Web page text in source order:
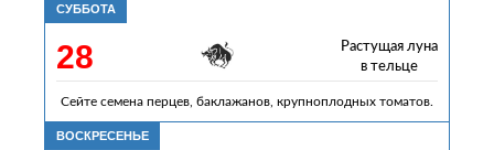
СУББОТА
28
Растущая луна
в тельце
Сейте семена перцев, баклажанов, крупноплодных томатов.
ВОСКРЕСЕНЬЕ